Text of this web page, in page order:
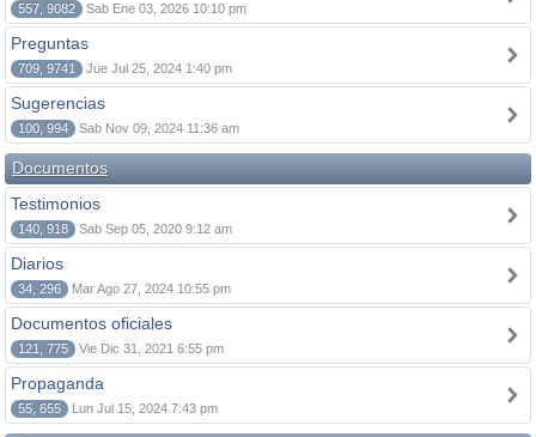
557, 9082 Sab Ene 03, 2026 10:10 pm
Preguntas
709, 9741 Jue Jul 25, 2024 1:40 pm
Sugerencias
100, 994 Sab Nov 09, 2024 11:36 am
Documentos
Testimonios
140, 918 Sab Sep 05, 2020 9:12 am
Diarios
34, 296 Mar Ago 27, 2024 10:55 pm
Documentos oficiales
121, 775 Vie Dic 31, 2021 6:55 pm
Propaganda
55, 655 Lun Jul 15, 2024 7:43 pm